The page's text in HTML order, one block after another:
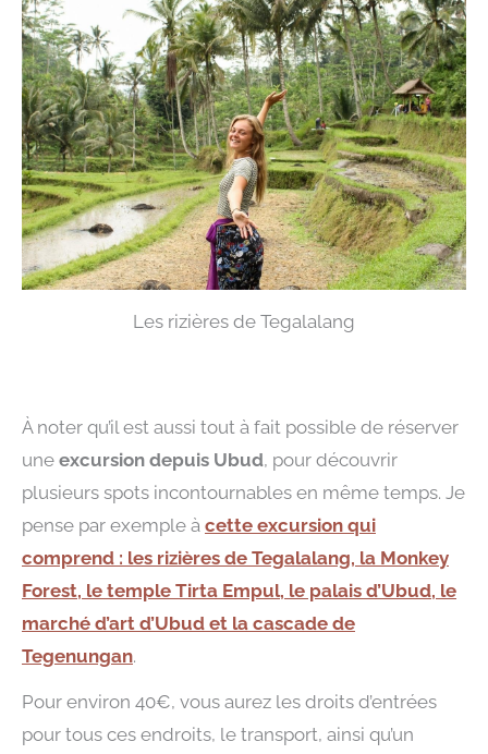
Les rizières de Tegalalang
À noter qu’il est aussi tout à fait possible de réserver
une excursion depuis Ubud, pour découvrir
plusieurs spots incontournables en même temps. Je
pense par exemple à cette excursion qui
comprend : les rizières de Tegalalang, la Monkey
Forest, le temple Tirta Empul, le palais d’Ubud, le
marché d’art d’Ubud et la cascade de
Tegenungan.
Pour environ 40€, vous aurez les droits d’entrées
pour tous ces endroits, le transport, ainsi qu’un